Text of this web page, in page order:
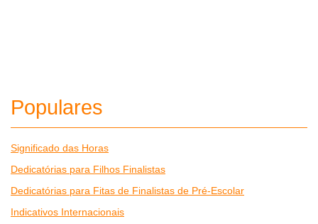
Populares
Significado das Horas
Dedicatórias para Filhos Finalistas
Dedicatórias para Fitas de Finalistas de Pré-Escolar
Indicativos Internacionais